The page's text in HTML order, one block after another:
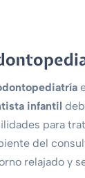
infantil
para
del
relajado y